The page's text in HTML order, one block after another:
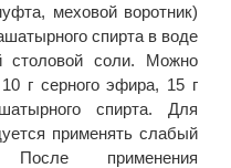
меховой воротник)
спирта в воде
столовой соли. Можно
г серного эфира, 15 г
спирта. Для
применять слабый
После применения